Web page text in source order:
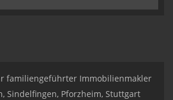
familiengeführter Immobilienmakler
Sindelfingen, Pforzheim, Stuttgart